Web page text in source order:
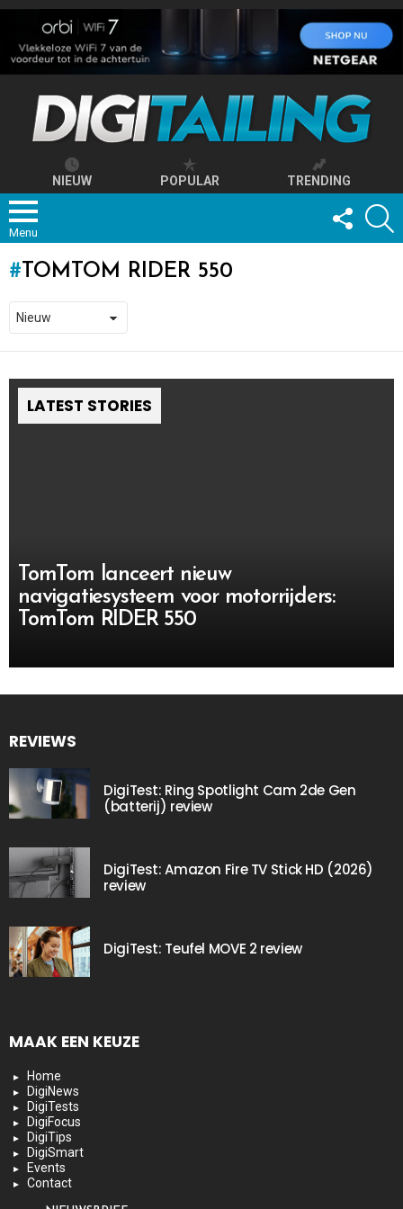
NIEUW POPULAR TRENDING
Menu
FOLLOW
US
TOMTOM RIDER 550
LATEST STORIES
TomTom lanceert nieuw
navigatiesysteem voor motorrijders:
TomTom RIDER 550
REVIEWS
DigiTest: Ring Spotlight Cam 2de Gen
(batterij) review
DigiTest: Amazon Fire TV Stick HD (2026)
review
DigiTest: Teufel MOVE 2 review
MAAK EEN KEUZE
Home
DigiNews
DigiTests
DigiFocus
DigiTips
DigiSmart
Events
Contact